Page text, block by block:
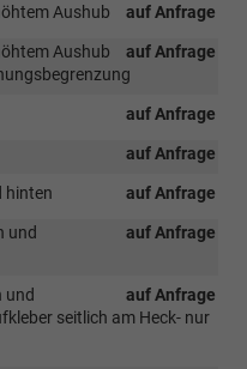
auf Anfrage
Aushub
auf Anfrage
Aushub
auf Anfrage
auf Anfrage
auf Anfrage
hinten
auf Anfrage
und
auf Anfrage
und
seitlich am Heck- nur